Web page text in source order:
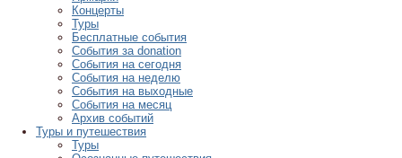
Концерты
Туры
Бесплатные события
События за donation
События на сегодня
События на неделю
События на выходные
События на месяц
Архив событий
Туры и путешествия
Туры